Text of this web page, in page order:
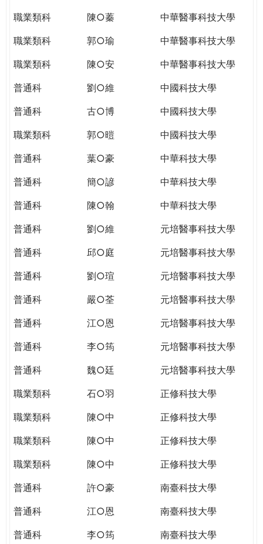
職業類科
陳○蓁
中華醫事科技大學
職業類科
郭○瑜
中華醫事科技大學
職業類科
陳○安
中華醫事科技大學
普通科
劉○維
中國科技大學
普通科
古○博
中國科技大學
職業類科
郭○暟
中國科技大學
普通科
葉○豪
中華科技大學
普通科
簡○諺
中華科技大學
普通科
陳○翰
中華科技大學
普通科
劉○維
元培醫事科技大學
普通科
邱○庭
元培醫事科技大學
普通科
劉○瑄
元培醫事科技大學
普通科
嚴○荃
元培醫事科技大學
普通科
江○恩
元培醫事科技大學
普通科
李○筠
元培醫事科技大學
普通科
魏○廷
元培醫事科技大學
職業類科
石○羽
正修科技大學
職業類科
陳○中
正修科技大學
職業類科
陳○中
正修科技大學
職業類科
陳○中
正修科技大學
普通科
許○豪
南臺科技大學
普通科
江○恩
南臺科技大學
普通科
李○筠
南臺科技大學